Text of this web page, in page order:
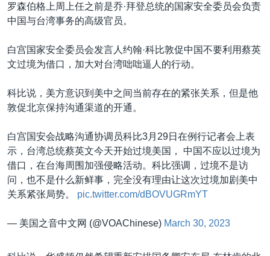
罗森伯格上周上任之前是乔·拜登总统的国家安全委员会负责
中国与台湾事务的高级官员。
白宫国家安全委员会发言人约翰·科比敦促中国不要利用蔡英
文过境为借口，加大对台湾咄咄逼人的行动。
科比说，美方意识到美中之间当前存在的紧张关系，但是他
敦促北京保持沟通渠道的开通。
白宫国安会战略沟通协调员科比3月29日在例行记者会上表
示，台湾总统蔡英文今天开始过境美国， 中国不应以过境为
借口，在台海周围加强侵略活动。科比强调，过境不是访
问，也不是什么新鲜事，完全没有理由让这次过境加剧美中
关系紧张局势。 pic.twitter.com/dBOVUGRmYT
— 美国之音中文网 (@VOAChinese) March 30, 2023